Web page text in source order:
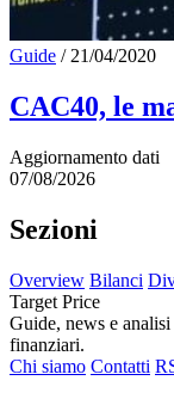
Guide / 21/04/2020
CAC40, le
Aggiornamento dati
07/08/2026
Sezioni
Overview Bilanci
Target Price
Guide, news e
finanziari.
Chi siamo Contatti